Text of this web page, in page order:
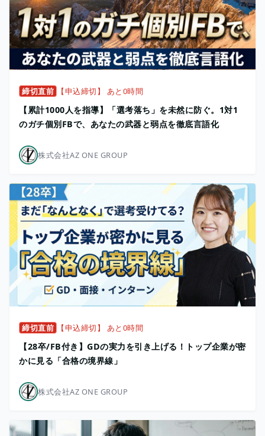
締切直前 【申込締切】 あと0時間
【累計1000人を指導】「選考落ち」を未然に防ぐ。1対1
のガチ個別FBで、あなたの武器と弱点を徹底言語化
株式会社AZ ONE GROUP
締切直前 【申込締切】 あと0時間
【28卒/FB付き】GDの実力を引き上げる！トップ企業が密
かに見る「合格の境界線」
株式会社AZ ONE GROUP